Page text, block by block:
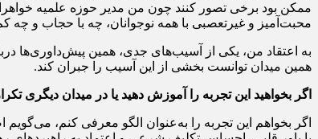
ممکن بود برخی تصور کنند چون من مدیر حوزه علمیه
محبت‌آمیز و غیرتعصبی با همه نوجوانان، چه با حجاب و چه
به اعتقاد من، یکی از آسیب‌های جدی، همین پیش‌داوری‌ها
همین میدان توانست بخشی از این آسیب را جبران کند.
اگر بخواهید این تجربه را آموزش دهید یا در میدان دیگری
اگر بخواهم این تجربه را به‌عنوان الگو معرفی کنم،